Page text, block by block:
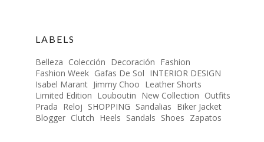
LABELS
Belleza Colección Decoración Fashion
Fashion Week Gafas De Sol INTERIOR DESIGN
Isabel Marant Jimmy Choo Leather Shorts
Limited Edition Louboutin New Collection Outfits
Prada Reloj SHOPPING Sandalias Biker Jacket
Blogger Clutch Heels Sandals Shoes Zapatos